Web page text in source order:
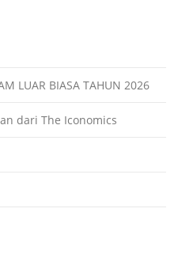
LUAR BIASA TAHUN 2026
dari The Iconomics